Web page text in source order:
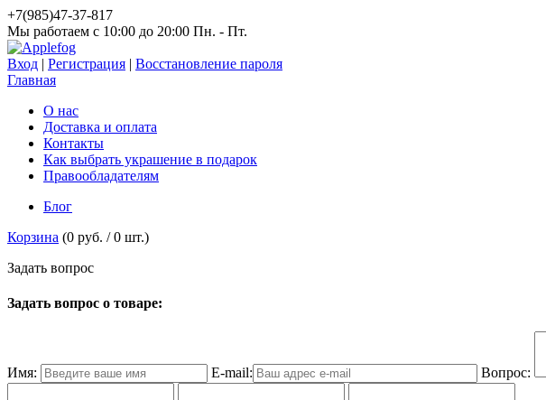
+7(985)47-37-817
Мы работаем c 10:00 до 20:00 Пн. - Пт.
Вход | Регистрация | Восстановление пароля
Главная
О нас
Доставка и оплата
Контакты
Как выбрать украшение в подарок
Правообладателям
Блог
Корзина (0 руб. /0 шт.)
Задать вопрос
Задать вопрос о товаре:
Имя: E-mail: Вопрос: